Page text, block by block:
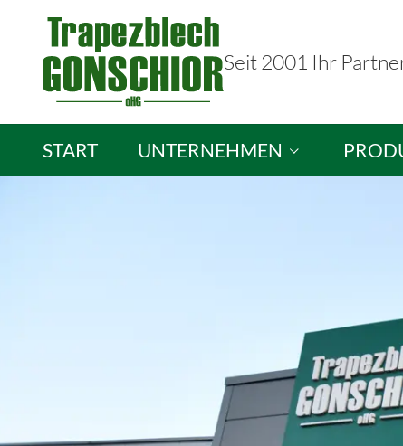
Seit 2001 Ihr
START UNTERNEHMEN